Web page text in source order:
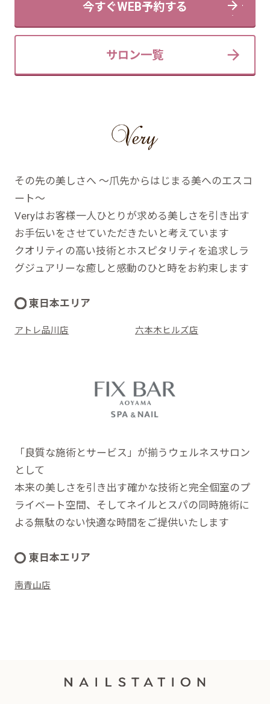
サロン一覧
今すぐWEB予約する
その先の美しさへ ～爪先からはじまる美へのエスコ
ート～
Veryはお客様一人ひとりが求める美しさを引き出す
お手伝いをさせていただきたいと考えています
クオリティの高い技術とホスピタリティを追求しラ
グジュアリーな癒しと感動のひと時をお約束します
東日本エリア
アトレ品川店 六本木ヒルズ店
「良質な施術とサービス」が揃うウェルネスサロン
として
本来の美しさを引き出す確かな技術と完全個室のプ
ライベート空間、そしてネイルとスパの同時施術に
よる無駄のない快適な時間をご提供いたします
東日本エリア
南青山店